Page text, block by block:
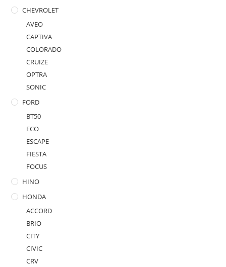
CHEVROLET
AVEO
CAPTIVA
COLORADO
CRUIZE
OPTRA
SONIC
FORD
BT50
ECO
ESCAPE
FIESTA
FOCUS
HINO
HONDA
ACCORD
BRIO
CITY
CIVIC
CRV